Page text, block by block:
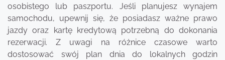
osobistego lub paszportu. Jeśli planujesz wynajem
samochodu, upewnij się, że posiadasz ważne prawo
jazdy oraz kartę kredytową potrzebną do dokonania
rezerwacji. Z uwagi na różnice czasowe warto
dostosować swój plan dnia do lokalnych godzin